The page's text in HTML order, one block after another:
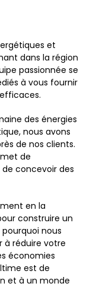
et
dans la région
passionnée se
à vous fournir
des énergies
nous avons
de nos clients.
de
concevoir des
en la
construire un
nous
réduire votre
économies
est de
et à un monde